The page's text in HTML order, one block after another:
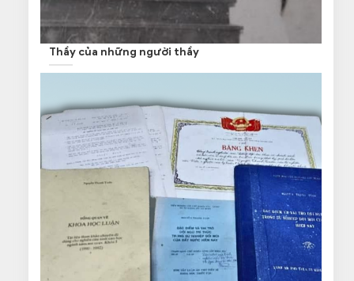
Thầy của những người thầy